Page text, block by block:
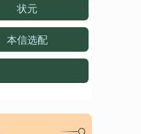
状元
本信选配